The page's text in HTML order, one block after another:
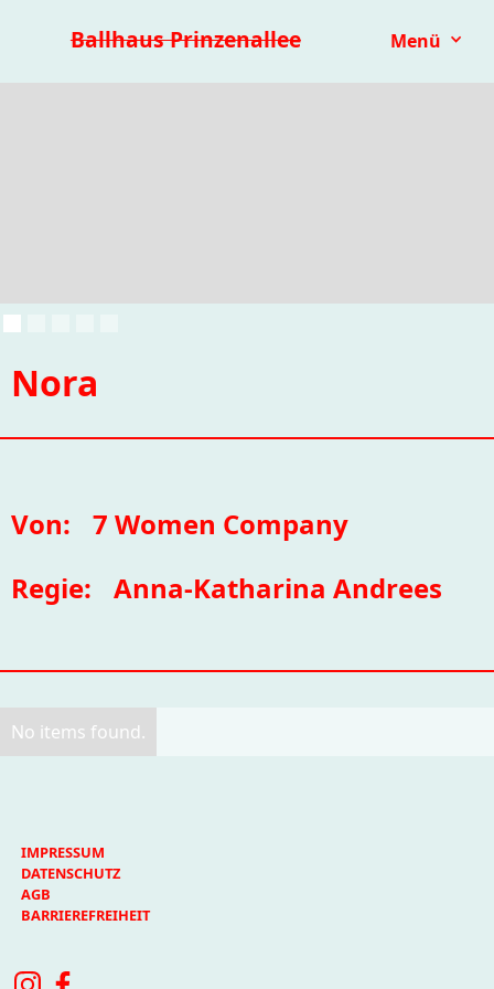
Ballhaus Prinzenallee Menü
Kinder- & Jugendtheater mit.mach.bühne
Nora
Von:
7 Women Company
Regie:
Anna-Katharina Andrees
No items found.
IMPRESSUM
DATENSCHUTZ
AGB
BARRIEREFREIHEIT